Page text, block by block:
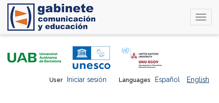
Languages Español English
User Iniciar sesión